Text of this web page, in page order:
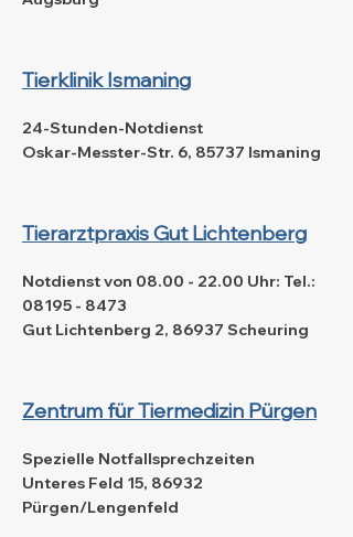
Tierklinik Ismaning
24-Stunden-Notdienst
Oskar-Messter-Str. 6, 85737 Ismaning
Tierarztpraxis Gut Lichtenberg
Notdienst von 08.00 - 22.00 Uhr: Tel.:
08195 - 8473
Gut Lichtenberg 2, 86937 Scheuring
Zentrum für Tiermedizin Pürgen
Spezielle Notfallsprechzeiten
Unteres Feld 15, 86932
Pürgen/Lengenfeld